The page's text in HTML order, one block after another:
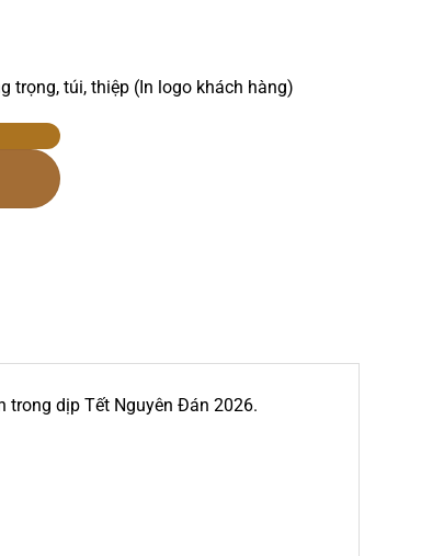
trọng, túi, thiệp (In logo khách hàng)
trong dịp Tết Nguyên Đán 2026.